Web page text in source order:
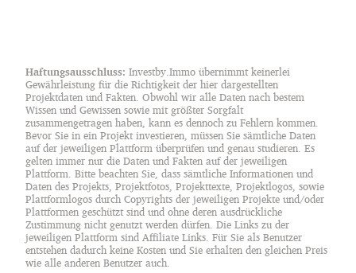
Haftungsausschluss: Investby.Immo übernimmt keinerlei
Gewährleistung für die Richtigkeit der hier dargestellten
Projektdaten und Fakten. Obwohl wir alle Daten nach bestem
Wissen und Gewissen sowie mit größter Sorgfalt
zusammengetragen haben, kann es dennoch zu Fehlern kommen.
Bevor Sie in ein Projekt investieren, müssen Sie sämtliche Daten
auf der jeweiligen Plattform überprüfen und genau studieren. Es
gelten immer nur die Daten und Fakten auf der jeweiligen
Plattform. Bitte beachten Sie, dass sämtliche Informationen und
Daten des Projekts, Projektfotos, Projekttexte, Projektlogos, sowie
Plattformlogos durch Copyrights der jeweiligen Projekte und/oder
Plattformen geschützt sind und ohne deren ausdrückliche
Zustimmung nicht genutzt werden dürfen. Die Links zu der
jeweiligen Plattform sind Affiliate Links. Für Sie als Benutzer
entstehen dadurch keine Kosten und Sie erhalten den gleichen Preis
wie alle anderen Benutzer auch.